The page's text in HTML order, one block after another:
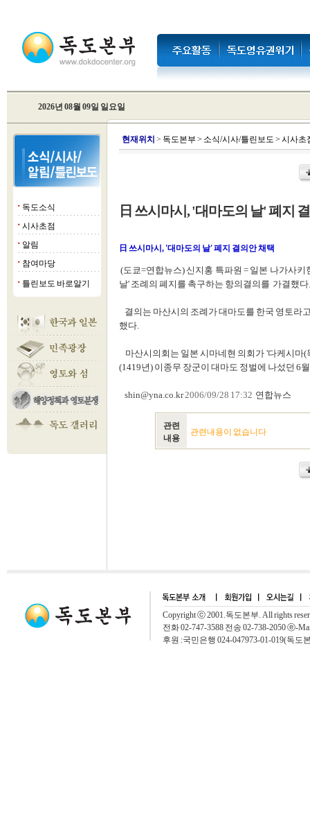
2026년 08월 09일 일요일
■ 독도소식
■ 시사초점
■ 알림
■ 참여마당
■ 틀린보도 바로알기
현재위치 > 독도본부 > 소식/시사/틀린보도 > 시사초
日 쓰시마시, '대마도의 날' 폐지
日 쓰시마시, '대마도의 날' 폐지 결의안 채택
(도쿄=연합뉴스) 신지홍 특파원 = 일본 나가사
날' 조례의 폐지를 촉구하는 항의결의를 가결했
결의는 마산시의 조례가 대마도를 한국 영토라
했다.
마산시의회는 일본 시마네현 의회가 '다케시마(
(1419년) 이종무 장군이 대마도 정벌에 나섰던 6
shin@yna.co.kr2006/09/28 17:32 연합뉴스
관련
내용
관련내용이 없습니다
Copyright ⓒ 2001.독도본부. All rights
전화 02-747-3588 전송 02-738-2050 ⓔ-
후원 :국민은행 024-047973-01-019(독도